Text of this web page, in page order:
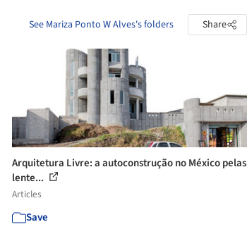
See Mariza Ponto W Alves's folders Share
Arquitetura Livre: a autoconstrução no México pelas
lente...
Articles
Save